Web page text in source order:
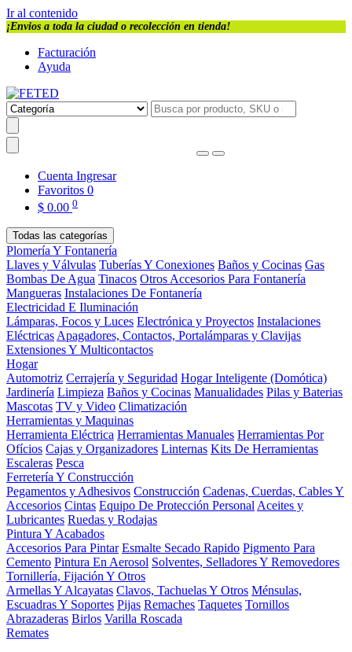
Ir al contenido
¡Envios a toda la ciudad o recolección en tienda!
Facturación
Ayuda
Cuenta Ingresar
Favoritos 0
$ 0.00 0
Todas las categorías
Plomería Y Fontanería
Llaves y Válvulas Tuberías Y Conexiones Baños y Cocinas Gas
Bombas De Agua Tinacos Otros Accesorios Para Fontanería
Mangueras Instalaciones De Fontanería
Electricidad E Iluminación
Lámparas, Focos y Luces Electrónica y Proyectos Instalaciones
Eléctricas Apagadores, Contactos, Portalámparas y Clavijas
Extensiones Y Multicontactos
Hogar
Automotriz Cerrajería y Seguridad Hogar Inteligente (Domótica)
Jardinería Limpieza Baños y Cocinas Manualidades Pilas y Baterias
Mascotas TV y Video Climatización
Herramientas y Maquinas
Herramienta Eléctrica Herramientas Manuales Herramientas Por
Ofícios Cajas y Organizadores Linternas Kits De Herramientas
Escaleras Pesca
Ferretería Y Construcción
Pegamentos y Adhesivos Construcción Cadenas, Cuerdas, Cables Y
Accesorios Cintas Equipo De Protección Personal Aceites y
Lubricantes Ruedas y Rodajas
Pintura Y Acabados
Accesorios Para Pintar Esmalte Secado Rapido Pigmento Para
Cemento Pintura En Aerosol Solventes, Selladores Y Removedores
Tornillería, Fijación Y Otros
Armellas Y Alcayatas Clavos, Tachuelas Y Otros Ménsulas,
Escuadras Y Soportes Pijas Remaches Taquetes Tornillos
Abrazaderas Birlos Varilla Roscada
Remates